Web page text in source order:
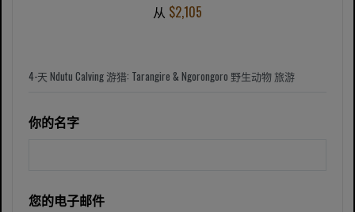
从 $2,105
你的名字
您的电子邮件